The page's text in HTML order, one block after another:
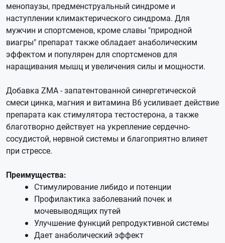
менопаузы, предменструальный синдроме и
наступлении климактерического синдрома. Для
мужчин и спортсменов, кроме славы "природной
виагры" препарат также обладает анаболическим
эффектом и популярен для спортсменов для
наращивания мышц и увеличения силы и мощности.
Добавка ZMA - запатентованной синергетической
смеси цинка, магния и витамина B6 усиливает действие
препарата как стимулятора тестостерона, а также
благотворно действует на укрепление сердечно-
сосудистой, нервной системы и благоприятно влияет
при стрессе.
Преимущества:
Стимулирование либидо и потенции
Профилактика заболеваний почек и
мочевыводящих путей
Улучшение функций репродуктивной системы
Дает анаболический эффект